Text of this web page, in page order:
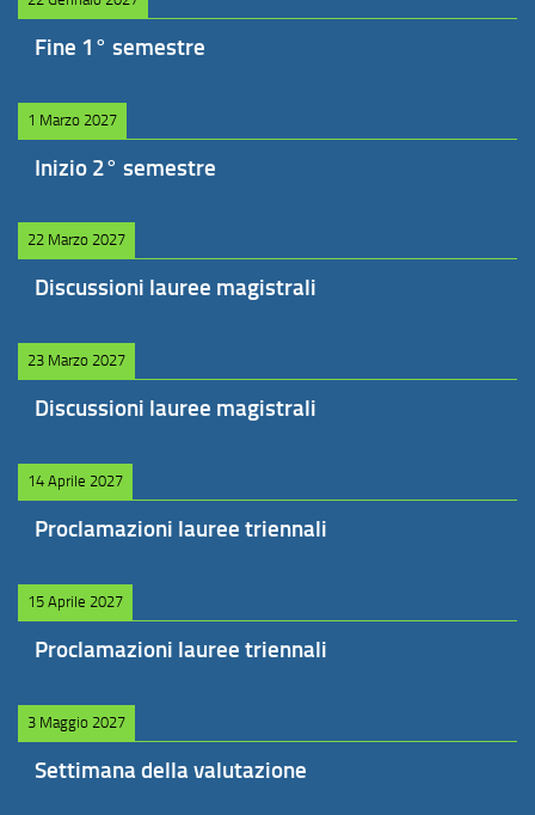
Fine 1° semestre
1 Marzo 2027
Inizio 2° semestre
22 Marzo 2027
Discussioni lauree magistrali
23 Marzo 2027
Discussioni lauree magistrali
14 Aprile 2027
Proclamazioni lauree triennali
15 Aprile 2027
Proclamazioni lauree triennali
3 Maggio 2027
Settimana della valutazione